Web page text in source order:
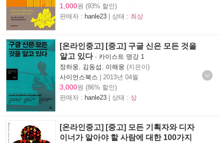
1,000원 (93% 할인)
판매자 : hanle23 | 상태 : 최상
[온라인중고] [중고] 구글 신은 모든 것을
알고 있다- 카이스트 명강 1
정하웅
김동섭 이해웅 (지은이)
사이언스북스 | 2013년 04월
3,000원 (86% 할인)
판매자 : hanle23 | 상태 : 상
[온라인중고] [중고] 모든 기획자와 디자
이너가 알아야 할 사람에 대한 100가지